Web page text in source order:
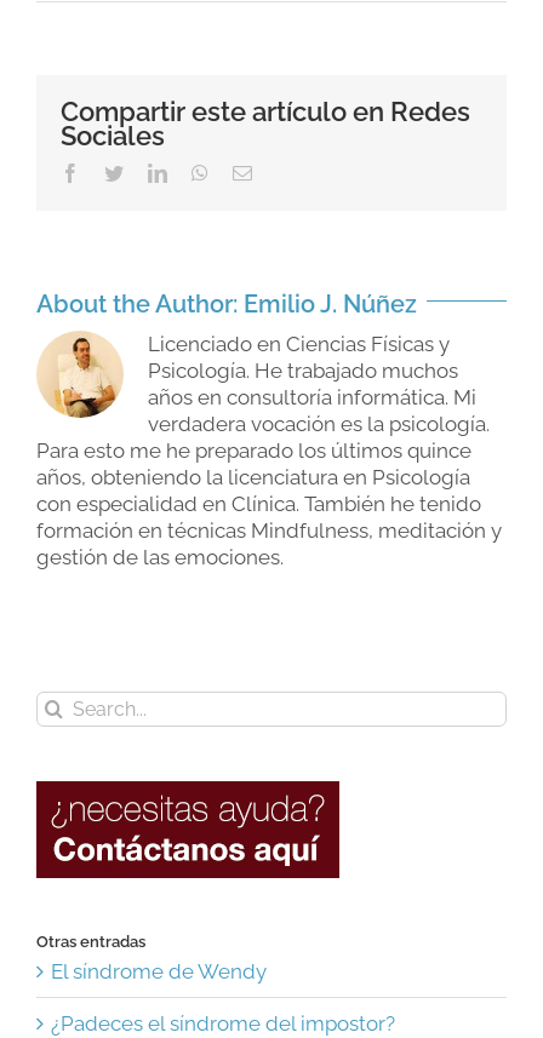
pareja
Compartir este artículo en Redes
Sociales
Facebook
TwitterLinkedInWhatsApp
Email
About the Author: Emilio J. Núñez
Licenciado en Ciencias Físicas y
Psicología. He trabajado muchos
años en consultoría informática. Mi
verdadera vocación es la psicología.
Para esto me he preparado los últimos quince
años, obteniendo la licenciatura en Psicología
con especialidad en Clínica. También he tenido
formación en técnicas Mindfulness, meditación y
gestión de las emociones.
Search
for:
Otras entradas
El síndrome de Wendy
¿Padeces el síndrome del impostor?